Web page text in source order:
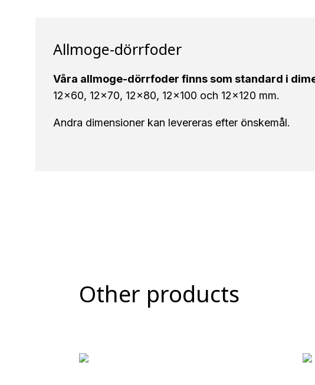
Allmoge-dörrfoder
Våra allmoge-dörrfoder finns som standard i
12×60, 12×70, 12×80, 12×100 och 12×120 mm.
Andra dimensioner kan levereras efter önskemål.
Other products